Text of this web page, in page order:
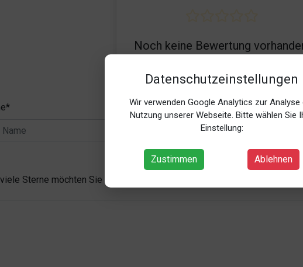
Datenschutzeinstellungen
Wir verwenden Google Analytics zur Analyse
Nutzung unserer Webseite. Bitte wählen Sie
Einstellung:
Zustimmen Ablehnen
Noch keine Bewertung
E-Mail*
Sterne möchten Sie vergeben?*